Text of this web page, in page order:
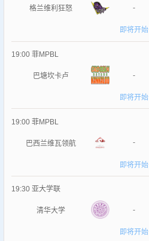
格兰维利狂怒 -
即将开始
19:00 菲MPBL
巴塘坎卡卢 -
即将开始
19:00 菲MPBL
巴西兰维瓦领航 -
即将开始
19:30 亚大学联
清华大学 -
即将开始